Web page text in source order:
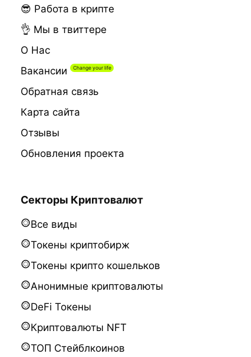
😎 Работа в крипте
👌 Мы в твиттере
О Нас
Вакансии
Обратная связь
Карта сайта
Отзывы
Обновления проекта
Секторы Криптовалют
Все виды
Токены криптобирж
Токены крипто кошельков
Анонимные криптовалюты
DeFi Токены
Криптовалюты NFT
ТОП Стейблкоинов